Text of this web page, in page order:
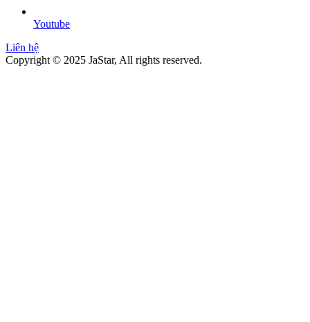
Youtube
Liên hệ
Copyright © 2025 JaStar, All rights reserved.